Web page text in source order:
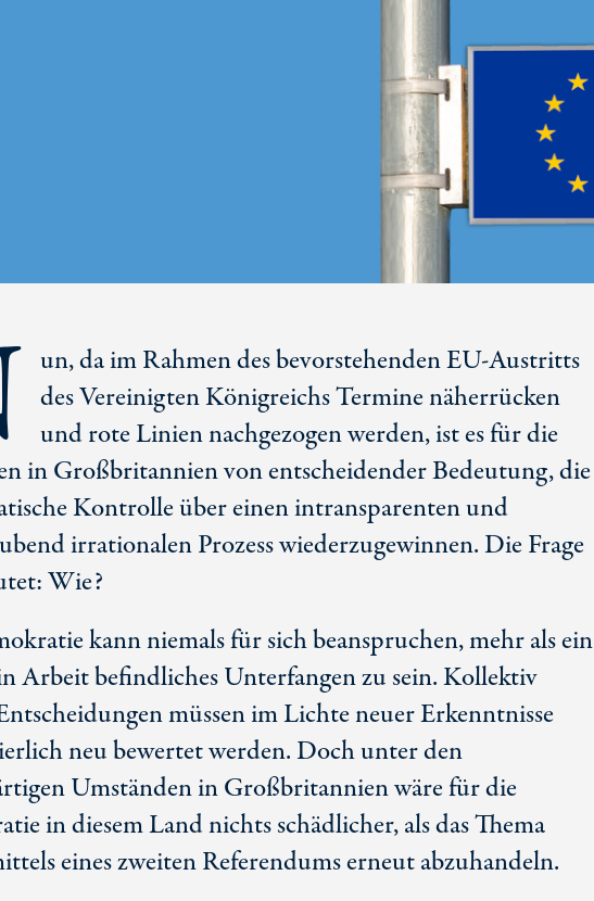
un, da im Rahmen des bevorstehenden EU-Austritts
des Vereinigten Königreichs Termine näherrücken
und rote Linien nachgezogen werden, ist es für die
in Großbritannien von entscheidender Bedeutung, die
Kontrolle über einen intransparenten und
irrationalen Prozess wiederzugewinnen. Die Frage
Wie?
kann niemals für sich beanspruchen, mehr als ein
Arbeit befindliches Unterfangen zu sein. Kollektiv
müssen im Lichte neuer Erkenntnisse
neu bewertet werden. Doch unter den
Umständen in Großbritannien wäre für die
in diesem Land nichts schädlicher, als das Thema
eines zweiten Referendums erneut abzuhandeln.